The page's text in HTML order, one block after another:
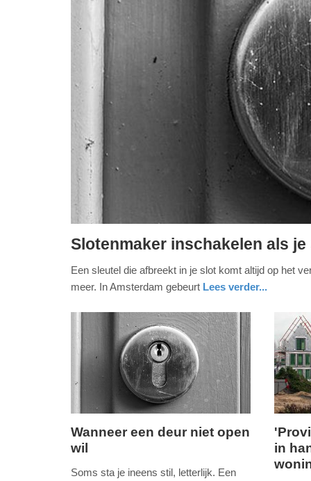
26.
februari
20:39
Update:
2026
20:48
Slotenmaker inschakelen als
Een sleutel die afbreekt in je slot komt altijd op het
meer. In Amsterdam gebeurt Lees verder...
donderdag,
Wanneer een deur niet open
wil
Soms sta je ineens stil, letterlijk. Een
vrijdag,
14.
in